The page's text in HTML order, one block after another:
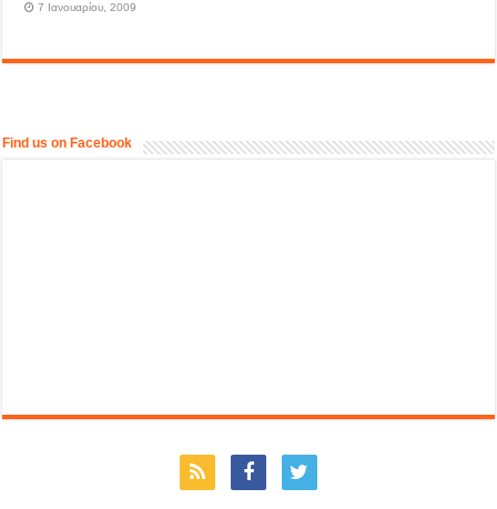
7 Ιανουαρίου, 2009
Find us on Facebook